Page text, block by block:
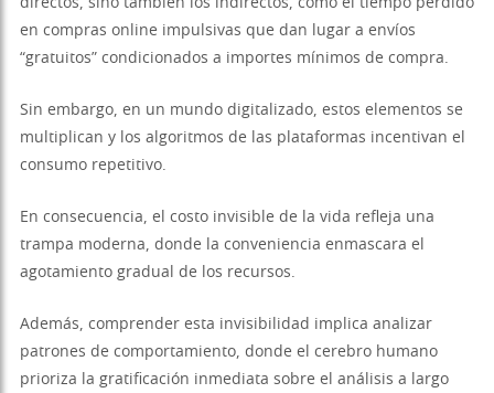
directos, sino también los indirectos, como el tiempo perdido
en compras online impulsivas que dan lugar a envíos
“gratuitos” condicionados a importes mínimos de compra.
Sin embargo, en un mundo digitalizado, estos elementos se
multiplican y los algoritmos de las plataformas incentivan el
consumo repetitivo.
En consecuencia, el costo invisible de la vida refleja una
trampa moderna, donde la conveniencia enmascara el
agotamiento gradual de los recursos.
Además, comprender esta invisibilidad implica analizar
patrones de comportamiento, donde el cerebro humano
prioriza la gratificación inmediata sobre el análisis a largo